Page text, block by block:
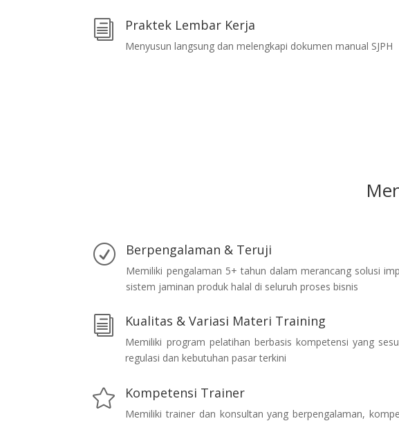
i Praktek Lembar Kerja
Menyusun langsung dan melengkapi dokumen manual SJPH
R Berpengalaman & Teruji
Memiliki pengalaman 5+ tahun dalam merancang solusi
sistem jaminan produk halal di seluruh proses bisnis
i Kualitas & Variasi Materi Training
Memiliki program pelatihan berbasis kompetensi yang
regulasi dan kebutuhan pasar terkini
 Kompetensi Trainer
Memiliki trainer dan konsultan yang berpengalaman,